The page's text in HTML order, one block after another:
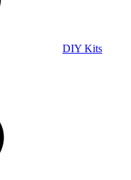
DIY Kits